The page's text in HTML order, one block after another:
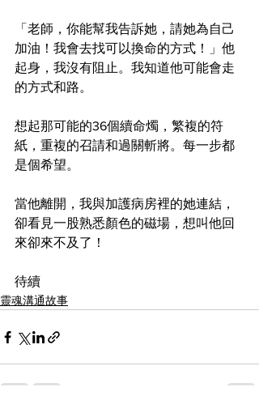
「老師，你能幫我告訴她，請她為自己
加油！我會去找可以換命的方式！」他
起身，我沒有阻止。我知道他可能會走
的方式和路。
想起那可能的36個續命燭，繁複的符
紙，重複的召請和過關斬將。每一步都
是個希望。
當他離開，我與加護病房裡的她連結，
卻看見一股熟悉顏色的磁場，想叫他回
來卻來不及了！
待續
靈魂溝通故事